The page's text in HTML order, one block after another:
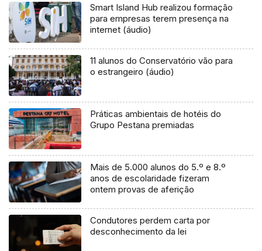
Smart Island Hub realizou formação
para empresas terem presença na
internet (áudio)
11 alunos do Conservatório vão para
o estrangeiro (áudio)
Práticas ambientais de hotéis do
Grupo Pestana premiadas
Mais de 5.000 alunos do 5.º e 8.º
anos de escolaridade fizeram
ontem provas de aferição
Condutores perdem carta por
desconhecimento da lei